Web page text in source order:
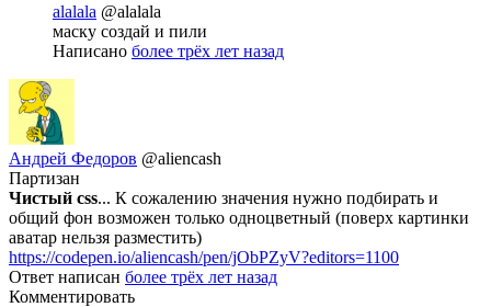
alalala @alalala
маску создай и пили
Написано более трёх лет назад
Андрей Федоров @aliencash
Партизан
Чистый css... К сожалению значения нужно подбирать и
общий фон возможен только одноцветный (поверх картинки
аватар нельзя разместить)
https://codepen.io/aliencash/pen/jObPZyV?editors=1100
Ответ написан более трёх лет назад
Комментировать